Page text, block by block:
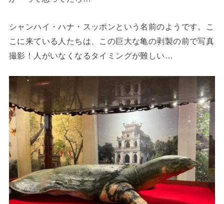
シャンハイ・ハナ・スッポンという名前のようです。こ
こに来ている人たちは、この巨大な亀の剥製の前で写真
撮影！人がいなくなるタイミングが難しい…